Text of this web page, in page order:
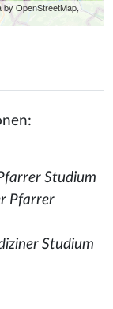
OpenStreetMap,
Studium
Pfarrer
Studium